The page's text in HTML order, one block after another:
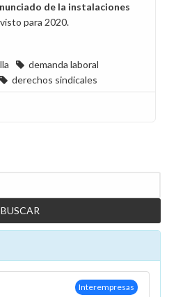
de la instalaciones
para 2020.
demanda laboral
derechos sindicales
Interempresas